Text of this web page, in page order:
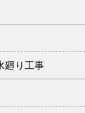
廻り工事